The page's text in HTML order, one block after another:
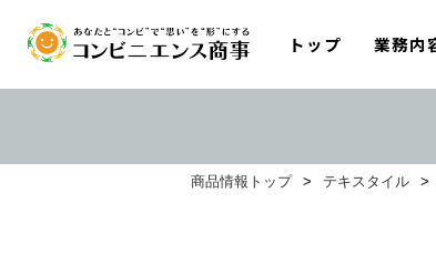
トップ 業務内
商品情報トップ > テキスタイル >